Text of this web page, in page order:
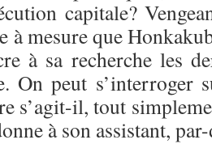
capitale?
à mesure que
à sa recherche les
On peut s’interroger
s’agit-il, tout
à son assistant,